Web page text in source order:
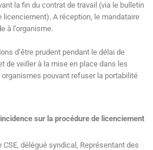
la fin du contrat de travail (via le bulletin
A réception, le mandataire
à l’organisme.
d’être prudent pendant le délai de
de veiller à la mise en place dans les
pouvant refuser la portabilité
sur la procédure de licenciement
délégué syndical, Représentant des